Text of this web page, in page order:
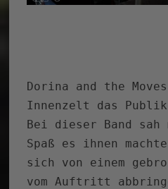
Dorina and the
Innenzelt das
Bei dieser Band sah
Spaß es ihnen
sich von einem
vom Auftritt